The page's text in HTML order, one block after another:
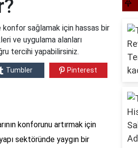
konfor sağlamak için hassas bir
ve uygulama alanları
tercihi yapabilirsiniz.
Tumbler Pinterest
konforunu artırmak için
sektöründe yaygın bir